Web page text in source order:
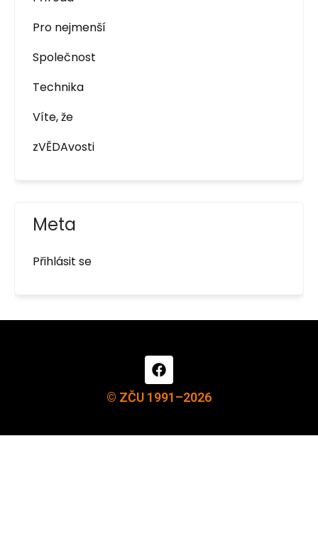
Pro nejmenší
Společnost
Technika
Víte, že
zVĚDAvosti
Meta
Přihlásit se
© ZČU 1991–2026